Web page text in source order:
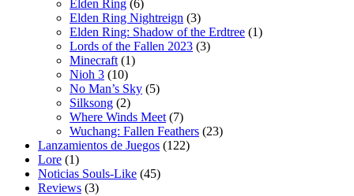
Elden Ring (6)
Elden Ring Nightreign (3)
Elden Ring: Shadow of the Erdtree (1)
Lords of the Fallen 2023 (3)
Minecraft (1)
Nioh 3 (10)
No Man’s Sky (5)
Silksong (2)
Where Winds Meet (7)
Wuchang: Fallen Feathers (23)
Lanzamientos de Juegos (122)
Lore (1)
Noticias Souls-Like (45)
Reviews (3)